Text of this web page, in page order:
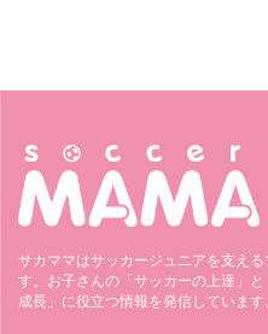
サカママはサッカージュニアを支え
す。お子さんの「サッカーの上達」
成長」に役立つ情報を発信しています